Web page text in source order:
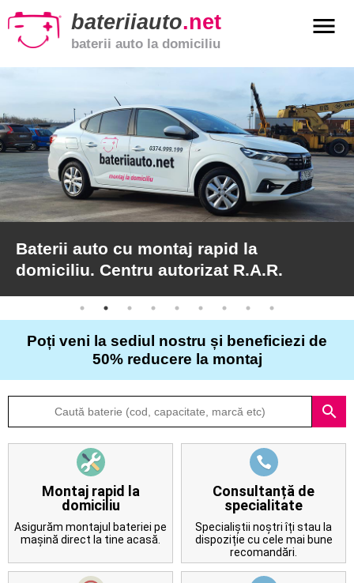
bateriiauto.net
baterii auto la domiciliu
menu
Baterii
moto
Baterii
de
camion
Articole
Despre
Contact
Baterii auto cu montaj rapid la
domiciliu. Centru autorizat R.A.R.
Poți veni la sediul nostru și beneficiezi de
50% reducere la montaj
search
Montaj rapid la
domiciliu
Asigurăm montajul bateriei pe
mașină direct la tine acasă.
Consultanță de
specialitate
Specialiștii noștri îți stau la
dispoziție cu cele mai bune
recomandări.